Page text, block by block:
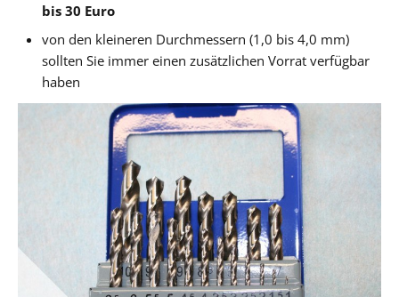
bis 30 Euro
von den kleineren Durchmessern (1,0 bis 4,0 mm)
sollten Sie immer einen zusätzlichen Vorrat verfügbar
haben